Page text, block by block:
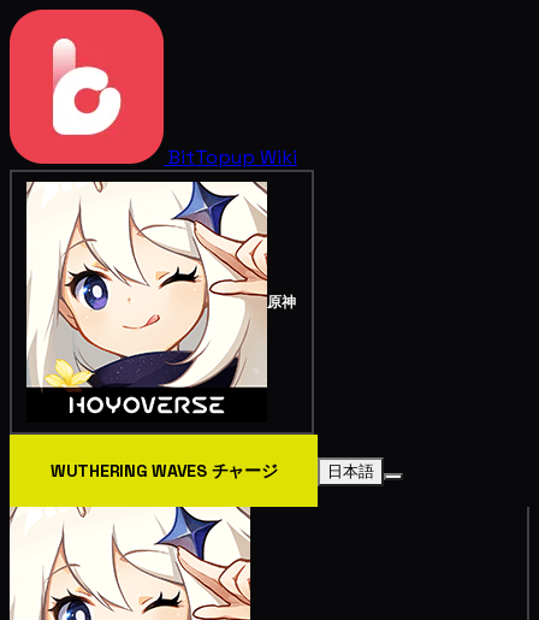
BitTopup Wiki
原神
WUTHERING WAVES チャージ 日本語